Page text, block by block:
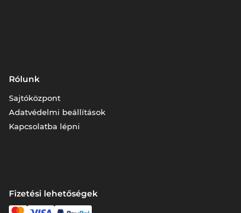
Rólunk
Sajtóközpont
Adatvédelmi beállítások
Kapcsolatba lépni
Fizetési lehetőségek